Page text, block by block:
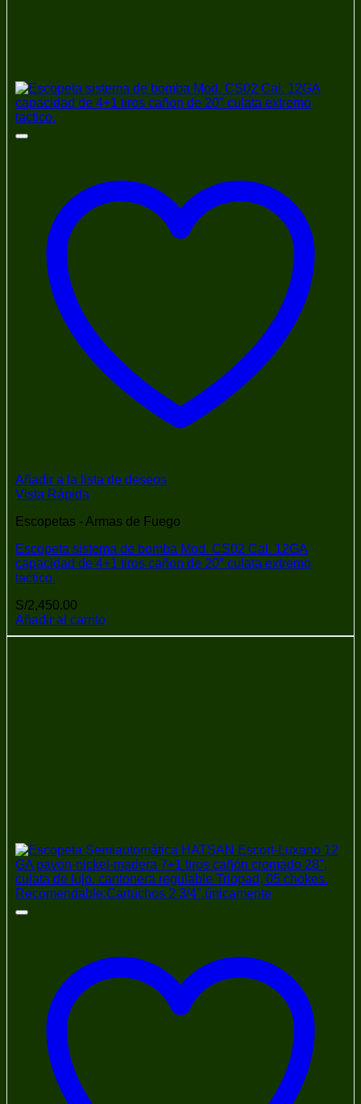
Añadir a la lista de deseos
Vista Rápida
Escopetas - Armas de Fuego
Escopeta sistema de bomba Mod. CS02 Cal. 12GA
capacidad de 4+1 tiros cañon de 20″ culata extremo
tactico.
S/2,450.00
Añadir al carrito